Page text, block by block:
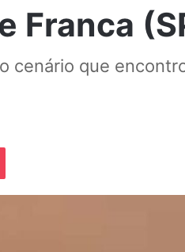
Franca
cenário que
Pocket